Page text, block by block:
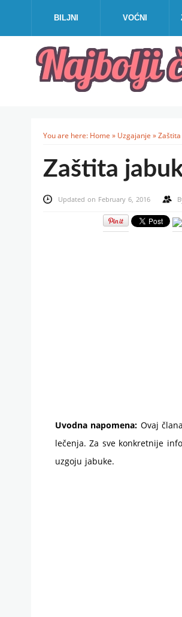
BILJNI VOĆNI
You are here: Home » Uzgajanje »
Zaštita
Updated on February 6, 2016
Uvodna napomena: Ovaj
lečenja. Za sve konkretnije
uzgoju jabuke.